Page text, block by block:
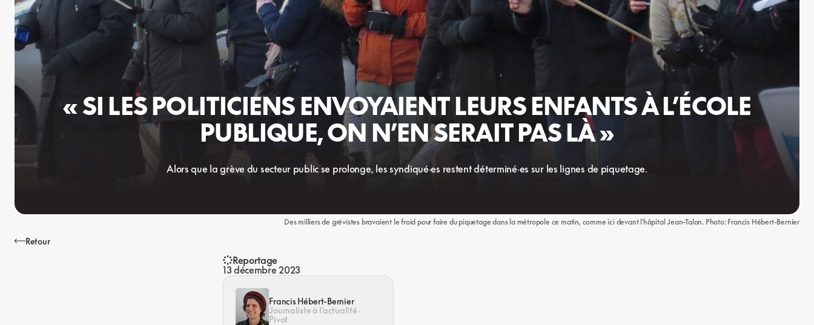
« SI LES POLITICIENS ENVOYAIENT LEURS ENFANTS À L’ÉCOLE
PUBLIQUE, ON N’EN SERAIT PAS LÀ »
Alors que la grève du secteur public se prolonge, les syndiqué·es restent déterminé·es sur les lignes de piquetage.
Des milliers de grévistes bravaient le froid pour faire du piquetage dans la métropole ce matin, comme ici devant l'hôpital Jean-Talon. Photo: Francis Hébert-Bernier
Retour
Reportage
13 décembre 2023
Francis Hébert-Bernier
Journaliste à l’actualité ·
Pivot